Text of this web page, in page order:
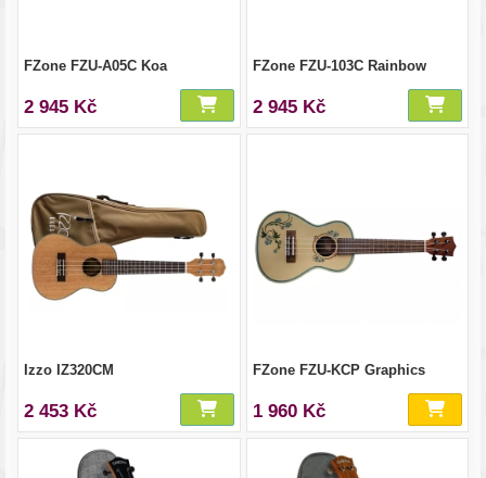
FZone FZU-A05C Koa
2 945 Kč
FZone FZU-103C Rainbow
2 945 Kč
Izzo IZ320CM
2 453 Kč
FZone FZU-KCP Graphics
1 960 Kč